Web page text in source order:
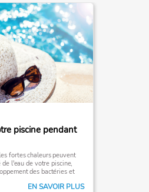
piscine pendant
fortes chaleurs peuvent
l'eau de votre piscine,
des bactéries et
EN SAVOIR PLUS